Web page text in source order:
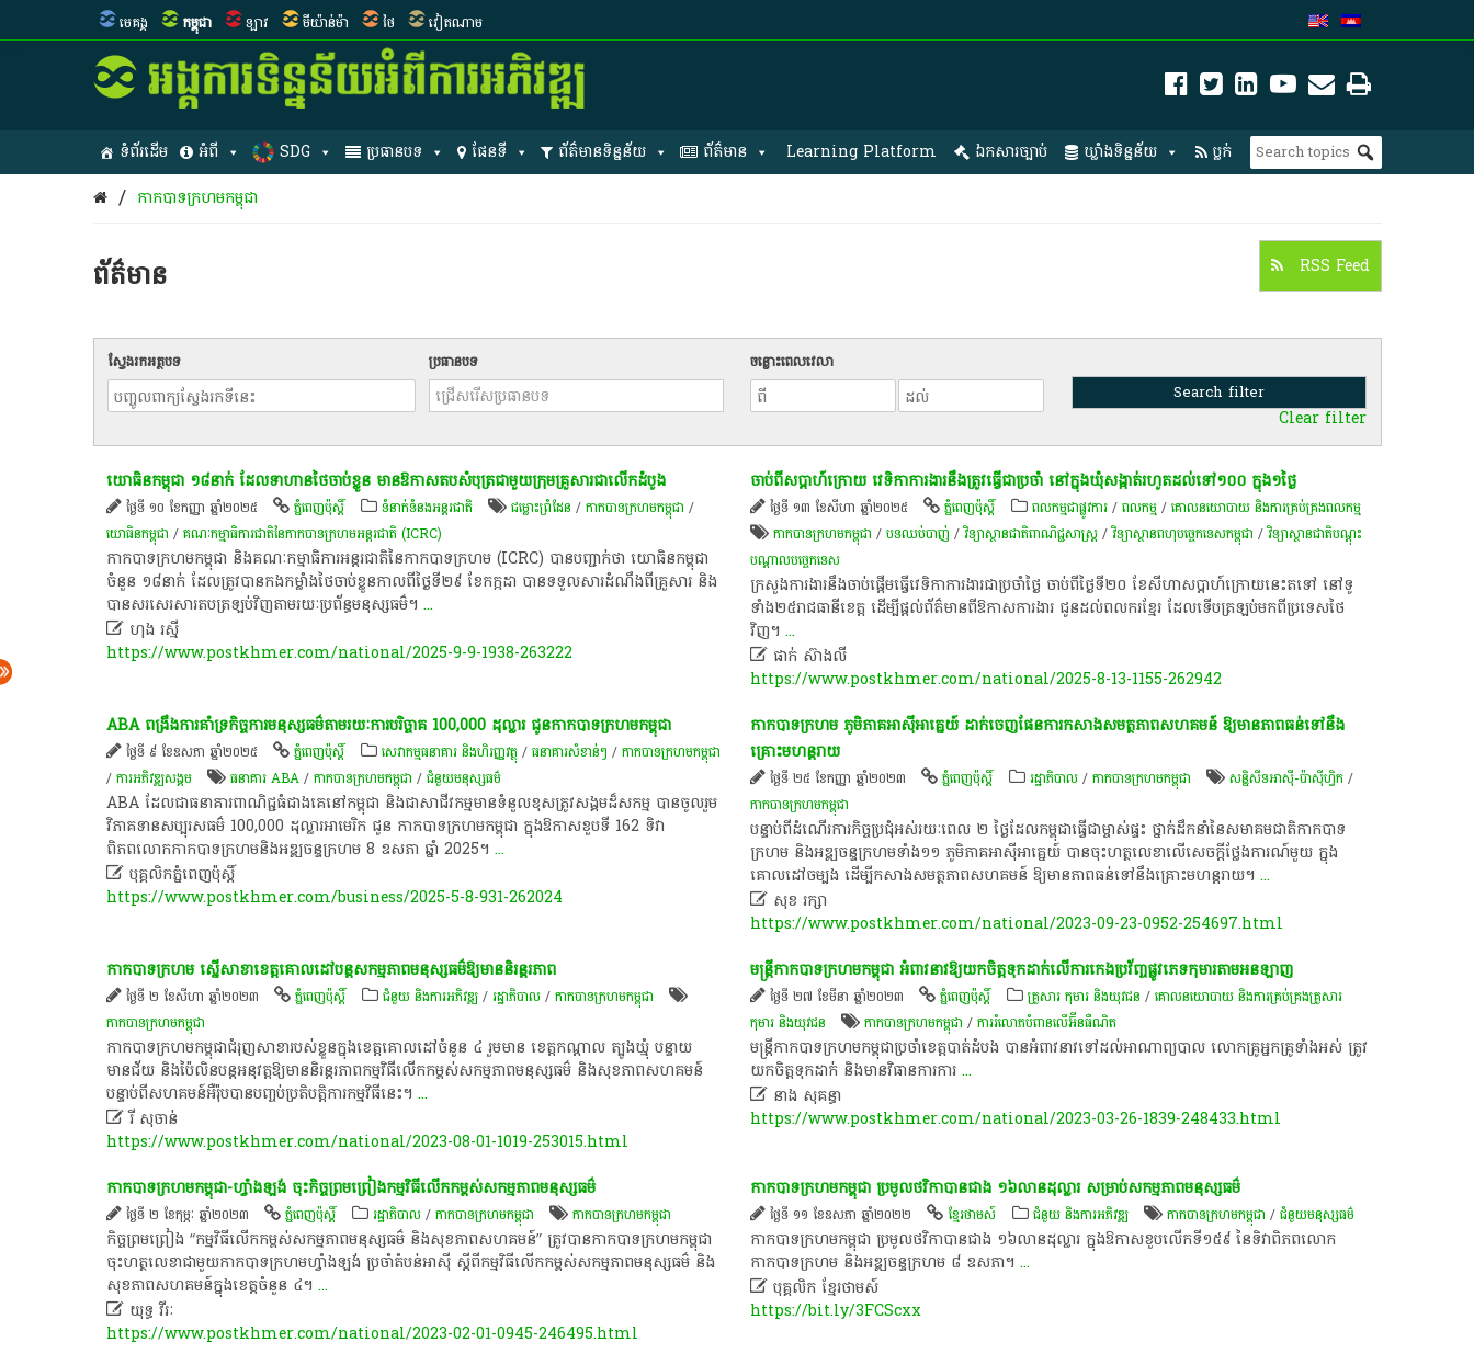
មេគង្គ កម្ពុជា ឡាវ មីយ៉ាន់ម៉ា ថៃ វៀតណាម
ទំព័រដើម អំពី SDG ប្រធានបទ ផែនទី ព័ត៌មានទិន្នន័យ ព័ត៌មាន Learning Platform ឯកសារច្បាប់ ឃ្លាំងទិន្នន័យ ប្លក់
/ កាកបាទក្រហមកម្ពុជា
ព័ត៌មាន​ RSS Feed
ស្វែងរកអត្ថបទ ប្រធានបទ ចន្លោះពេលវេលា
Clear filter
យោធិន​កម្ពុជា ១៨នាក់ ដែលទាហាន​ថៃចាប់ខ្លួន មានឱកាសតបសំបុត្រ​​ជាមួយក្រុមគ្រួសារ​ជាលើកដំបូង​​
ថ្ងៃទី ១០ ខែកញ្ញា ឆ្នាំ២០២៥ ភ្នំពេញប៉ុស្តិ៍ ទំនាក់ទំនងអន្តរជាតិ ជម្លោះព្រំដែន /កាកបាទក្រហមកម្ពុជា /
យោធិន​កម្ពុជា /គណៈ​កម្មាធិការ​ជាតិ​នៃ​កាកបាទក្រហម​អន្តរជាតិ (ICRC)
កាកបាទក្រហមកម្ពុជា និងគណៈកម្មាធិការអន្តរជាតិនៃកាកបាទក្រហម (ICRC) បានបញ្ជាក់ថា យោធិន​កម្ពុជា
ចំនួន ១៨នាក់ ដែលត្រូវបានកងកម្លាំងថៃចាប់ខ្លួនកាលពីថ្ងៃទី២៩ ខែកក្កដា បានទទួលសារដំណឹងពីគ្រួសារ និង
បានសរសេរសារតបត្រឡប់វិញតាមរយៈប្រព័ន្ធមនុស្សធម៌។ ...
ហុង រស្មី
https://www.postkhmer.com/national/2025-9-9-1938-263222
ចាប់ពីសប្តាហ៍ក្រោយ វេទិកាការងារនឹងត្រូវធ្វើជាប្រចាំ នៅក្នុងឃុំសង្កាត់រហូតដល់ទៅ១០០ ក្នុង១ថ្ងៃ
ថ្ងៃទី ១៣ ខែសីហា ឆ្នាំ២០២៥ ភ្នំពេញប៉ុស្តិ៍ ពលកម្មជាផ្លូវការ/ពល​កម្ម/គោលនយោបាយ និងការគ្រប់គ្រងពលកម្ម
កាកបាទក្រហមកម្ពុជា /បទ​ឈប់​បាញ់ /​វិទ្យាស្ថាន​​ជាតិ​ពាណិជ្ជ​សាស្ត្រ/វិទ្យាស្ថាន​ពហុ​បច្ចេកទេស​កម្ពុជា /វិទ្យាស្ថាន​ជាតិ​បណ្តុះ​
បណ្តាល​បច្ចេកទេស
ក្រសួងការងារនឹងចាប់ផ្តើមធ្វើវេទិកាការងារជាប្រចាំថ្ងៃ ចាប់ពីថ្ងៃទី២០ ខែសីហាសប្តាហ៍ក្រោយនេះតទៅ នៅទូ
ទាំង២៥រាជធានីខេត្ត ដើម្បីផ្តល់ព័ត៌មានពីឱកាសការងារ ជូនដល់ពលករខ្មែរ ដែលទើបត្រឡប់មកពីប្រទេសថៃ
វិញ។...
 ផាក់ ស៊ាងលី
https://www.postkhmer.com/national/2025-8-13-1155-262942
ABA ពង្រឹងការគាំទ្រកិច្ចការមនុស្សធម៌តាមរយៈការបរិច្ចាគ 100,000 ដុល្លារ ជូនកាកបាទក្រហមកម្ពុជា
ថ្ងៃទី ៩ ខែឧសភា ឆ្នាំ២០២៥ ភ្នំពេញប៉ុស្តិ៍ សេវាកម្មធនាគារ និងហិរញ្ញវត្ថុ/ធនាគារសំខាន់ៗ /កាកបាទក្រហមកម្ពុជា
/ការ​អភិវឌ្ឍ​សង្គម ធនាគារ​ ABA/កាកបាទក្រហមកម្ពុជា /ជំនួយមនុស្សធម៌
ABA ដែលជាធនាគារពាណិជ្ជធំជាងគេនៅកម្ពុជា និងជាសាជីវកម្មមានទំនួលខុសត្រូវសង្គមដ៏សកម្ម បានចូលរួម
វិភាគទានសប្បុរសធម៌ 100,000 ដុល្លារអាមេរិក ជូន កាកបាទក្រហមកម្ពុជា ក្នុងឱកាសខួបទី 162 ទិវា
ពិភពលោកកាកបាទក្រហមនិងអឌ្ឍចន្ទក្រហម 8 ឧសភា ឆ្នាំ 2025។ ...
បុគ្គលិកភ្នំពេញប៉ុស្តិ៍
https://www.postkhmer.com/business/2025-5-8-931-262024
កាកបាទក្រហម ​ភូមិភាគ​អាស៊ីអាគ្នេយ៍ ដាក់ចេញ​ផែនការ​កសាង​សមត្ថភាពសហគមន៍ ឱ្យមាន​ភាពធន់​ទៅនឹង
គ្រោះ​មហន្តរាយ
ថ្ងៃទី ២៥ ខែកញ្ញា ឆ្នាំ២០២៣ ភ្នំពេញប៉ុស្តិ៍ រដ្ឋាភិបាល/កាកបាទក្រហមកម្ពុជា សនិ្នសីទអាស៊ី-ប៉ាស៊ីហ្វិក/
កាកបាទក្រហមកម្ពុជា
បន្ទាប់ពីដំណើរការ​កិច្ចប្រជុំ​អស់រយៈ​ពេល ២ ថ្ងៃ​ដែល​កម្ពុជា​ធ្វើជា​ម្ចាស់ផ្ទះ ថ្នាក់ដឹកនាំ​នៃសមាគម​ជាតិ​កាកបាទ
ក្រហម និងអឌ្ឍចន្ទក្រហម​ទាំង១១ ភូមិភាគអាស៊ីអាគ្នេយ៍ បានចុះហត្ថ​លេខាលើ​សេចក្តីថ្លែង​ការណ៍មួយ ក្នុង
គោលដៅ​ចម្បង ដើម្បីកសាង​សមត្ថភាព​សហគមន៍ ឱ្យមានភាពធន់​ទៅនឹងគ្រោះ​មហន្តរាយ។...
 សុខ រក្សា
https://www.postkhmer.com/national/2023-09-23-0952-254697.html
កាកបាទក្រហម ​ស្នើ​សាខា​ខេត្ដ​គោលដៅ​បន្ដសកម្មភាព​មនុស្សធម៌​ឱ្យមាន​និរន្ដរភាព​
ថ្ងៃទី ២ ខែសីហា ឆ្នាំ២០២៣ ភ្នំពេញប៉ុស្តិ៍ ជំនួយ និងការអភិវឌ្ឍ/រដ្ឋាភិបាល/កាកបាទក្រហមកម្ពុជា
កាកបាទក្រហមកម្ពុជា
កាកបាទក្រហម​កម្ពុជា​ជំរុញ​សាខា​របស់ខ្លួន​ក្នុង​ខេត្ត​គោលដៅ​ចំនួន ​៤ រួមមាន ខេត្តកណ្តាល ត្បូងឃ្មុំ បន្ទាយ
មានជ័យ និង​ប៉ៃលិន​បន្ត​អនុវត្ត​ឱ្យមាន​និរន្តរភាព​កម្មវិធី​លើកកម្ពស់​សកម្មភាព​ម​នុស្ស​ធម៌ និង​សុខភាព​សហគមន៍​
បន្ទា​ប់​ពី​សហគមន៍​អឺរ៉ុប​បានបញ្ចប់​ប្រតិបត្តិការ​កម្មវិធី​នេះ​។​ ...
រី សុចាន់
https://www.postkhmer.com/national/2023-08-01-1019-253015.html
មន្រ្តីកាក​បាទក្រ​ហ​​មកម្ពុជា ​អំពា​វនា​វ​ឱ្យយ​ក​ចិត្ត​ទុ​កដា​ក់លើ​កា​រកេ​ងប្រ​វ័​ញ្ច​ផ្លូ​វភេ​ទ​កុមារ​តាមអន​ឡា​ញ
ថ្ងៃទី ២៧ ខែមីនា ឆ្នាំ២០២៣ ភ្នំពេញប៉ុស្តិ៍ គ្រួសារ កុមារ និងយុវជន /គោលនយោបាយ និងការគ្រប់គ្រងគ្រួសារ
កុមារ និងយុវជន
កាកបាទក្រហមកម្ពុជា /ការ​រំលោភ​បំពាន​លើ​អ៊ីនធឺណិត​
មន្រ្តី​​កា​ក​បាទ​ក្រហ​ម​កម្ពុ​ជា​ប្រចាំ​ខេ​ត្ត​បាត់​ដំប​ង​ បា​ន​​អំពា​វ​នា​វ​ទៅដល់​អាណា​ព្យ​បាល​ ​លោក​គ្រូ​អ្ន​កគ្រូ​ទាំង​អ​ស់ ត្រូវ​​
យក​ចិត្ត​ទុក​ដា​ក់ និង​មានវិ​ធា​នកា​រកា​រ...
 នាង សុគន្ធា
https://www.postkhmer.com/national/2023-03-26-1839-248433.html
កាកបាទក្រហមកម្ពុជា-​ហ្វាំ​ង​ឡង់​ ចុះ​កិច្ចព្រមព្រៀង​កម្មវិធី​លើកកម្ពស់​សកម្មភាព​ម​នុស្ស​ធម៌​
ថ្ងៃទី ២ ខែកុម្ភៈ ឆ្នាំ២០២៣ ភ្នំពេញប៉ុស្តិ៍ រដ្ឋាភិបាល/កាកបាទក្រហមកម្ពុជា កាកបាទក្រហមកម្ពុជា
កិច្ចព្រមព្រៀង​ ​“​កម្មវិធី​លើកកម្ពស់​សកម្មភាព​ម​នុស្ស​ធម៌ និង​សុខភាព​សហគមន៍​” ត្រូវបាន​កាកបាទក្រហម​កម្ពុជា
ចុះហត្ថលេខា​ជាមួយ​កាកបាទក្រហម​ហ្វាំ​ង​ឡង់ ប្រចាំ​តំបន់​អាស៊ី ស្តីពី​កម្មវិធី​លើកកម្ពស់​សកម្មភាព​ម​នុស្ស​ធម៌ និង​
សុខភាព​សហគមន៍​ក្នុង​ខេត្ត​ចំនួន ៤​។​ ...
យុទ្ធ វីរៈ
https://www.postkhmer.com/national/2023-02-01-0945-246495.html
កាកបាទក្រហមកម្ពុជា ប្រមូលថវិកាបានជាង ១៦លានដុល្លារ សម្រាប់សកម្មភាពមនុស្សធម៌
ថ្ងៃទី ១១ ខែឧសភា ឆ្នាំ២០២២ ខ្មែរថាមស៍ ជំនួយ និងការអភិវឌ្ឍ កាកបាទក្រហមកម្ពុជា /ជំនួយមនុស្សធម៌
កាកបាទក្រហមកម្ពុជា ប្រមូលថវិកាបានជាង ១៦លានដុល្លារ ក្នុងឱកាសខួបលើកទី១៥៩ នៃទិវាពិភពលោក
កាកបាទក្រហម និងអឌ្ឍចន្ទក្រហម ៨ ឧសភា។...
 បុគ្គលិក​ ខ្មែរ​ថា​ម​ស៍​
https://bit.ly/3FCScxx